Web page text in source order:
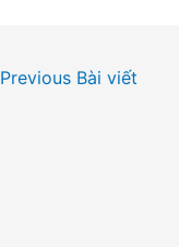
Previous Bài viết